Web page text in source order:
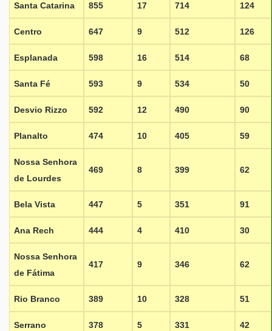
Santa Catarina 855 17 714 124
Centro 647 9 512 126
Esplanada 598 16 514 68
Santa Fé 593 9 534 50
Desvio Rizzo 592 12 490 90
Planalto 474 10 405 59
Nossa Senhora
de Lourdes
469 8 399 62
Bela Vista 447 5 351 91
Ana Rech 444 4 410 30
Nossa Senhora
de Fátima
417 9 346 62
Rio Branco 389 10 328 51
Serrano 378 5 331 42